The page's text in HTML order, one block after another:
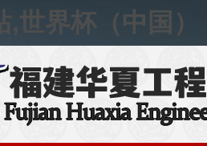
,世界杯（中国）